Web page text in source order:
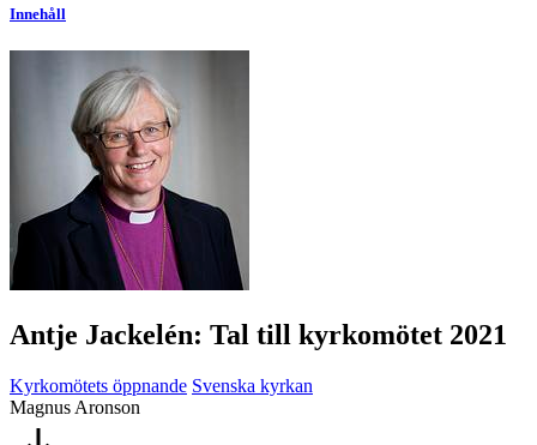
Innehåll
Antje Jackelén: Tal till kyrkomötet 2021
Kyrkomötets öppnande Svenska kyrkan
Magnus Aronson